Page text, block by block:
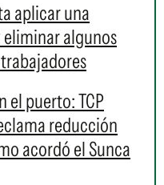
aplicar una
algunos
el puerto: TCP
reducción
acordó el Sunca